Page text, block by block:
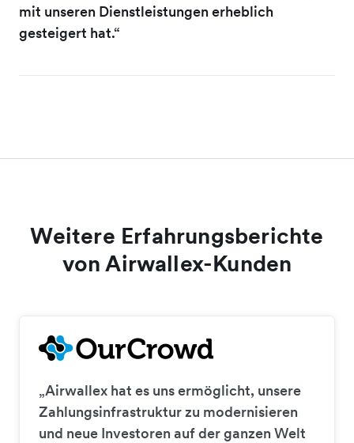
mit unseren Dienstleistungen erheblich
gesteigert hat.“
Weitere Erfahrungsberichte
von Airwallex-Kunden
„Airwallex hat es uns ermöglicht, unsere
Zahlungsinfrastruktur zu modernisieren
und neue Investoren auf der ganzen Welt